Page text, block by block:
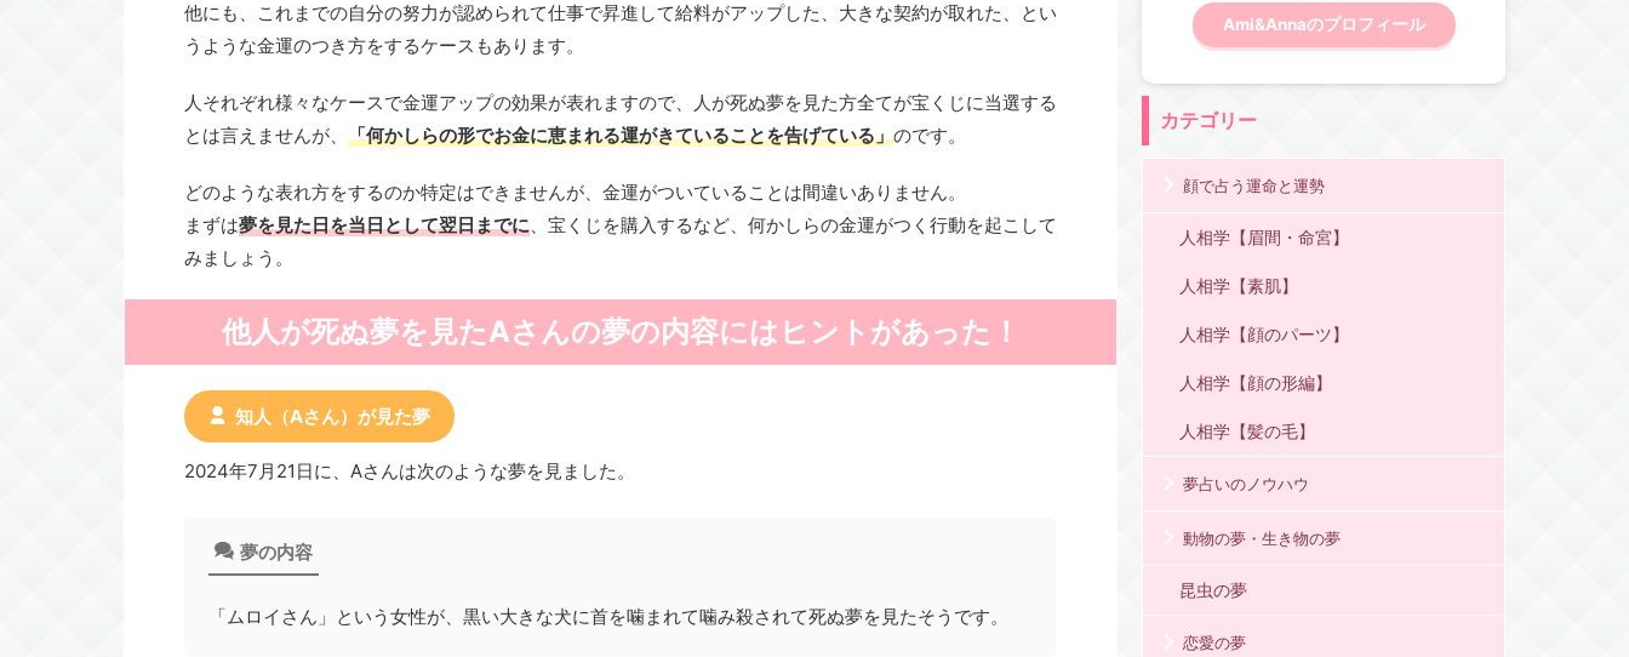
他にも、これまでの自分の努力が認められて仕事で昇進して給料がアップした、大きな契約が取れた、とい
うような金運のつき方をするケースもあります。
人それぞれ様々なケースで金運アップの効果が表れますので、人が死ぬ夢を見た方全てが宝くじに当選する
とは言えませんが、 「何かしらの形でお金に恵まれる運がきていることを告げている」のです。
どのような表れ方をするのか特定はできませんが、金運がついていることは間違いありません。
まずは夢を見た日を当日として翌日までに、宝くじを購入するなど、何かしらの金運がつく行動を起こして
みましょう。
他人が死ぬ夢を見たAさんの夢の内容にはヒントがあった！
知人（Aさん）が見た夢
2024年7月21日に、Aさんは次のような夢を見ました。
夢の内容
「ムロイさん」という女性が、黒い大きな犬に首を噛まれて噛み殺されて死ぬ夢を見たそうです。
Ami&Annaのプロフィール
カテゴリー
顔で占う運命と運勢
人相学【眉間・命宮】
人相学【素肌】
人相学【顔のパーツ】
人相学【顔の形編】
人相学【髪の毛】
夢占いのノウハウ
動物の夢・生き物の夢
昆虫の夢
恋愛の夢